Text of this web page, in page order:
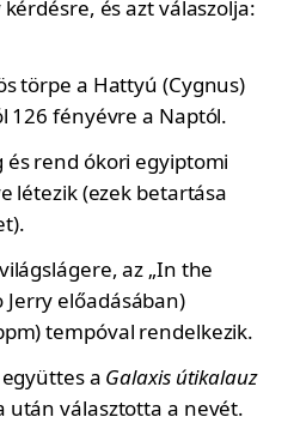
és azt válaszolja:
törpe a Hattyú (Cygnus)
126 fényévre a Naptól.
és rend ókori egyiptomi
létezik (ezek betartása
az „In the
előadásában)
tempóval rendelkezik.
a Galaxis útikalauz
után választotta a nevét.